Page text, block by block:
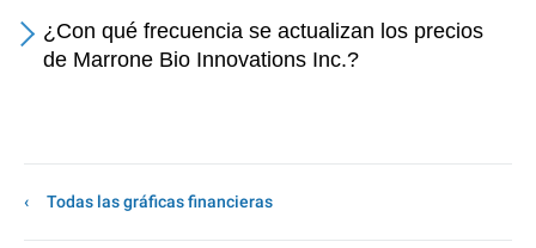
¿Con qué frecuencia se actualizan los precios
de Marrone Bio Innovations Inc.?
Todas las gráficas financieras